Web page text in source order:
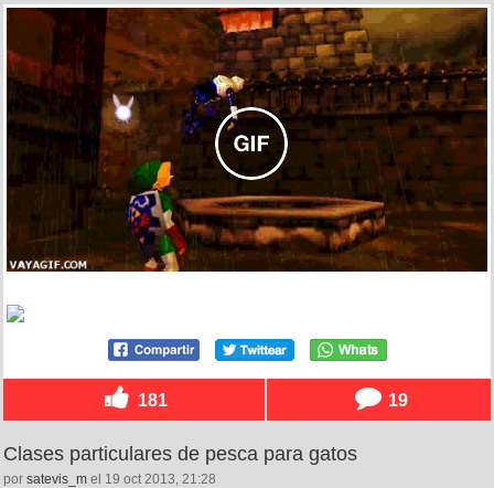
181 19
Clases particulares de pesca para gatos
por satevis_m el 19 oct 2013, 21:28